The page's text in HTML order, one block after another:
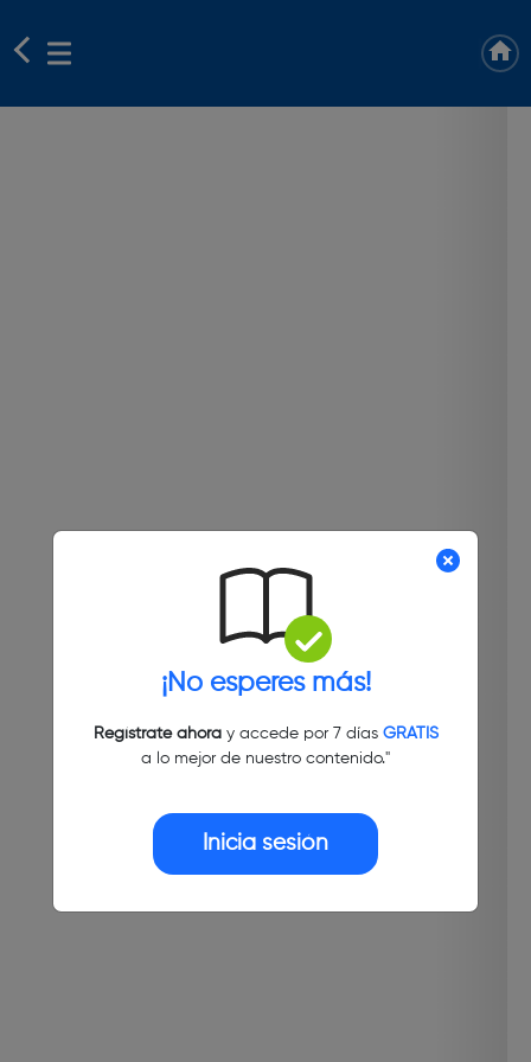
¡No esperes más!
Regístrate ahoray accede por 7 días GRATIS
a lo mejor de nuestro contenido."
Inicia sesión